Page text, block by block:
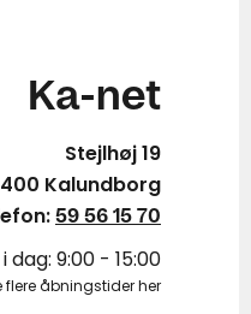
Ka-net
Stejlhøj 19
Kalundborg
59 56 15 70
9:00 - 15:00
flere åbningstider her